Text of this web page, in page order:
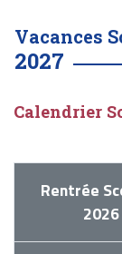
Vacances
2027
Calendrier
Rentrée
2026